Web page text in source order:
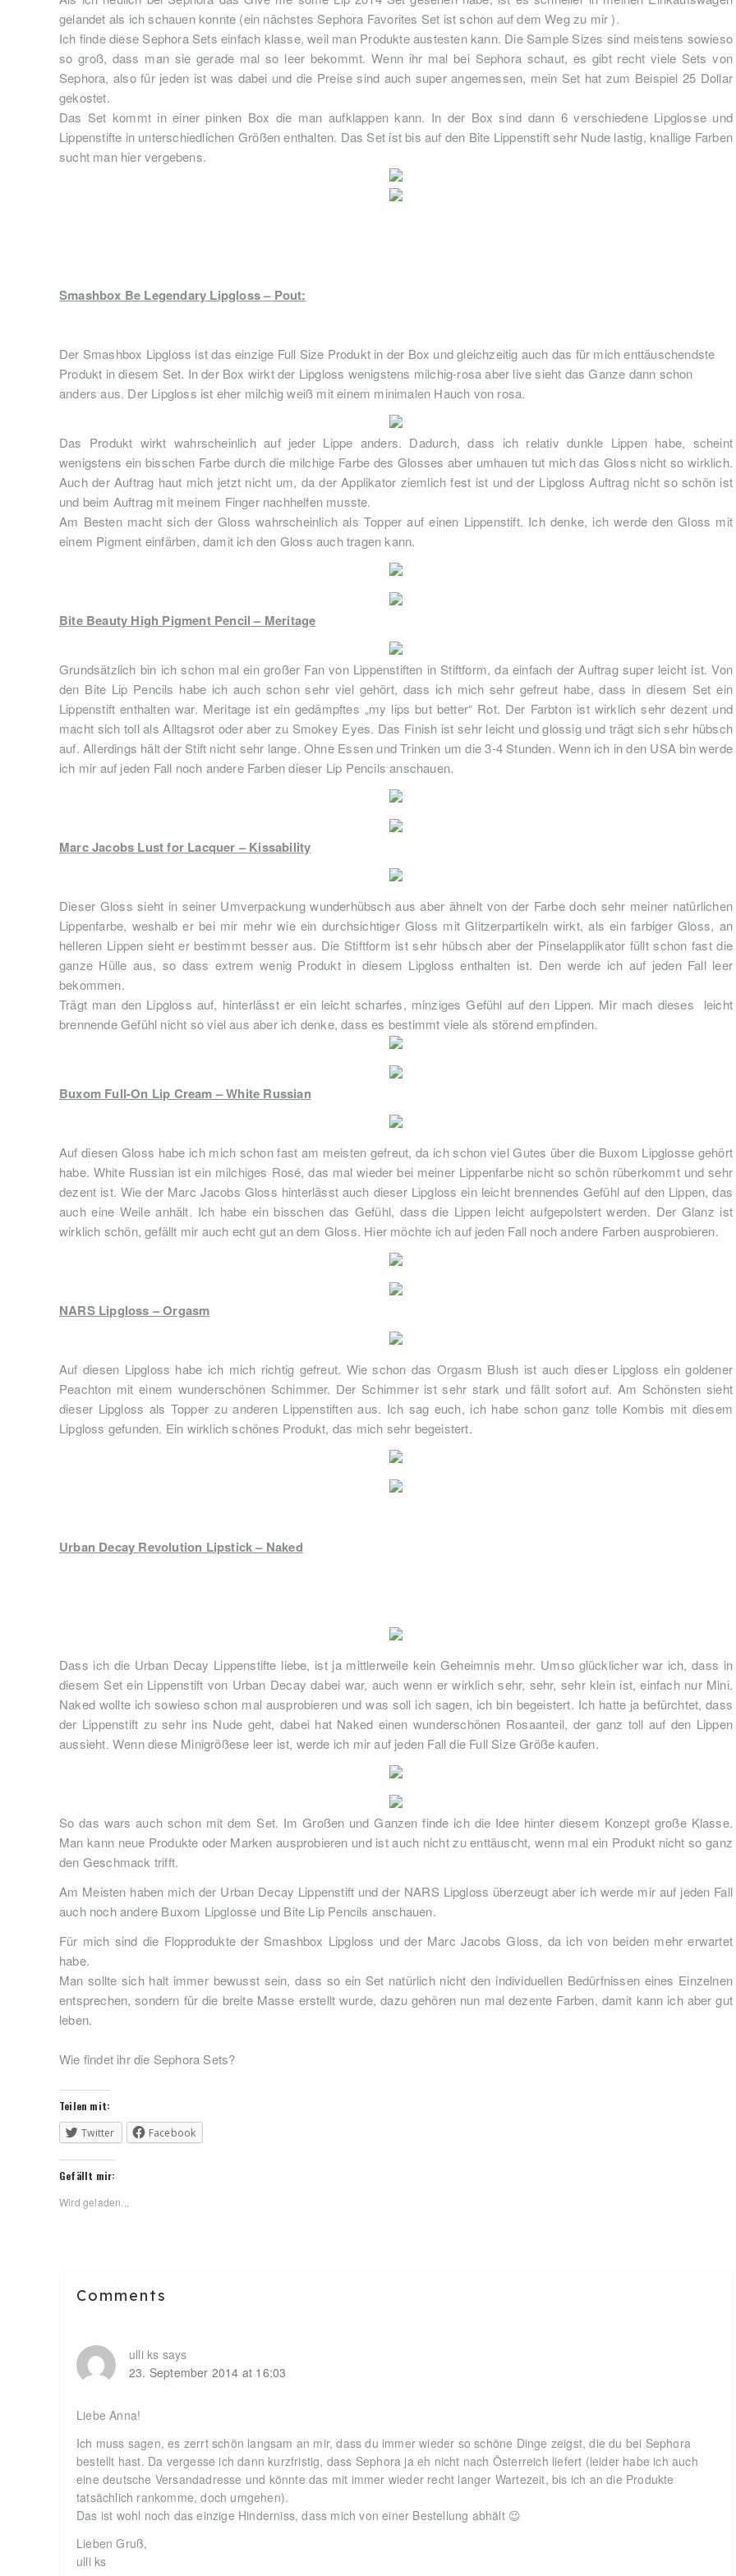
gelandet als ich schauen konnte (ein nächstes Sephora Favorites Set ist schon auf dem Weg zu mir ).
Ich finde diese Sephora Sets einfach klasse, weil man Produkte austesten kann. Die Sample Sizes sind meistens sowieso
so groß, dass man sie gerade mal so leer bekommt. Wenn ihr mal bei Sephora schaut, es gibt recht viele Sets von
Sephora, also für jeden ist was dabei und die Preise sind auch super angemessen, mein Set hat zum Beispiel 25 Dollar
gekostet.
Das Set kommt in einer pinken Box die man aufklappen kann. In der Box sind dann 6 verschiedene Lipglosse und
Lippenstifte in unterschiedlichen Größen enthalten. Das Set ist bis auf den Bite Lippenstift sehr Nude lastig, knallige Farben
sucht man hier vergebens.
Smashbox Be Legendary Lipgloss – Pout:
Der Smashbox Lipgloss ist das einzige Full Size Produkt in der Box und gleichzeitig auch das für mich enttäuschendste
Produkt in diesem Set. In der Box wirkt der Lipgloss wenigstens milchig-rosa aber live sieht das Ganze dann schon
anders aus. Der Lipgloss ist eher milchig weiß mit einem minimalen Hauch von rosa.
Das Produkt wirkt wahrscheinlich auf jeder Lippe anders. Dadurch, dass ich relativ dunkle Lippen habe, scheint
wenigstens ein bisschen Farbe durch die milchige Farbe des Glosses aber umhauen tut mich das Gloss nicht so wirklich.
Auch der Auftrag haut mich jetzt nicht um, da der Applikator ziemlich fest ist und der Lipgloss Auftrag nicht so schön ist
und beim Auftrag mit meinem Finger nachhelfen musste.
Am Besten macht sich der Gloss wahrscheinlich als Topper auf einen Lippenstift. Ich denke, ich werde den Gloss mit
einem Pigment einfärben, damit ich den Gloss auch tragen kann.
Bite Beauty High Pigment Pencil – Meritage
Grundsätzlich bin ich schon mal ein großer Fan von Lippenstiften in Stiftform, da einfach der Auftrag super leicht ist. Von
den Bite Lip Pencils habe ich auch schon sehr viel gehört, dass ich mich sehr gefreut habe, dass in diesem Set ein
Lippenstift enthalten war. Meritage ist ein gedämpftes „my lips but better“ Rot. Der Farbton ist wirklich sehr dezent und
macht sich toll als Alltagsrot oder aber zu Smokey Eyes. Das Finish ist sehr leicht und glossig und trägt sich sehr hübsch
auf. Allerdings hält der Stift nicht sehr lange. Ohne Essen und Trinken um die 3-4 Stunden. Wenn ich in den USA bin werde
ich mir auf jeden Fall noch andere Farben dieser Lip Pencils anschauen.
Marc Jacobs Lust for Lacquer – Kissability
Dieser Gloss sieht in seiner Umverpackung wunderhübsch aus aber ähnelt von der Farbe doch sehr meiner natürlichen
Lippenfarbe, weshalb er bei mir mehr wie ein durchsichtiger Gloss mit Glitzerpartikeln wirkt, als ein farbiger Gloss, an
helleren Lippen sieht er bestimmt besser aus. Die Stiftform ist sehr hübsch aber der Pinselapplikator füllt schon fast die
ganze Hülle aus, so dass extrem wenig Produkt in diesem Lipgloss enthalten ist. Den werde ich auf jeden Fall leer
bekommen.
Trägt man den Lipgloss auf, hinterlässt er ein leicht scharfes, minziges Gefühl auf den Lippen. Mir mach dieses leicht
brennende Gefühl nicht so viel aus aber ich denke, dass es bestimmt viele als störend empfinden.
Buxom Full-On Lip Cream – White Russian
Auf diesen Gloss habe ich mich schon fast am meisten gefreut, da ich schon viel Gutes über die Buxom Lipglosse gehört
habe. White Russian ist ein milchiges Rosé, das mal wieder bei meiner Lippenfarbe nicht so schön rüberkommt und sehr
dezent ist. Wie der Marc Jacobs Gloss hinterlässt auch dieser Lipgloss ein leicht brennendes Gefühl auf den Lippen, das
auch eine Weile anhält. Ich habe ein bisschen das Gefühl, dass die Lippen leicht aufgepolstert werden. Der Glanz ist
wirklich schön, gefällt mir auch echt gut an dem Gloss. Hier möchte ich auf jeden Fall noch andere Farben ausprobieren.
NARS Lipgloss – Orgasm
Auf diesen Lipgloss habe ich mich richtig gefreut. Wie schon das Orgasm Blush ist auch dieser Lipgloss ein goldener
Peachton mit einem wunderschönen Schimmer. Der Schimmer ist sehr stark und fällt sofort auf. Am Schönsten sieht
dieser Lipgloss als Topper zu anderen Lippenstiften aus. Ich sag euch, ich habe schon ganz tolle Kombis mit diesem
Lipgloss gefunden. Ein wirklich schönes Produkt, das mich sehr begeistert.
Urban Decay Revolution Lipstick – Naked
Dass ich die Urban Decay Lippenstifte liebe, ist ja mittlerweile kein Geheimnis mehr. Umso glücklicher war ich, dass in
diesem Set ein Lippenstift von Urban Decay dabei war, auch wenn er wirklich sehr, sehr, sehr klein ist, einfach nur Mini.
Naked wollte ich sowieso schon mal ausprobieren und was soll ich sagen, ich bin begeistert. Ich hatte ja befürchtet, dass
der Lippenstift zu sehr ins Nude geht, dabei hat Naked einen wunderschönen Rosaanteil, der ganz toll auf den Lippen
aussieht. Wenn diese Minigrößese leer ist, werde ich mir auf jeden Fall die Full Size Größe kaufen.
So das wars auch schon mit dem Set. Im Großen und Ganzen finde ich die Idee hinter diesem Konzept große Klasse.
Man kann neue Produkte oder Marken ausprobieren und ist auch nicht zu enttäuscht, wenn mal ein Produkt nicht so ganz
den Geschmack trifft.
Am Meisten haben mich der Urban Decay Lippenstift und der NARS Lipgloss überzeugt aber ich werde mir auf jeden Fall
auch noch andere Buxom Lipglosse und Bite Lip Pencils anschauen.
Für mich sind die Flopprodukte der Smashbox Lipgloss und der Marc Jacobs Gloss, da ich von beiden mehr erwartet
habe.
Man sollte sich halt immer bewusst sein, dass so ein Set natürlich nicht den individuellen Bedürfnissen eines Einzelnen
entsprechen, sondern für die breite Masse erstellt wurde, dazu gehören nun mal dezente Farben, damit kann ich aber gut
leben.
Wie findet ihr die Sephora Sets?
Teilen mit:
Twitter
Facebook
Gefällt mir:
Wird geladen...
Reader
Interactions
Comments
ulli ks says
23. September 2014 at 16:03
Liebe Anna!
Ich muss sagen, es zerrt schön langsam an mir, dass du immer wieder so schöne Dinge zeigst, die du bei Sephora
bestellt hast. Da vergesse ich dann kurzfristig, dass Sephora ja eh nicht nach Österreich liefert (leider habe ich auch
eine deutsche Versandadresse und könnte das mit immer wieder recht langer Wartezeit, bis ich an die Produkte
tatsächlich rankomme, doch umgehen).
Das ist wohl noch das einzige Hinderniss, dass mich von einer Bestellung abhält 😉
Lieben Gruß,
ulli ks